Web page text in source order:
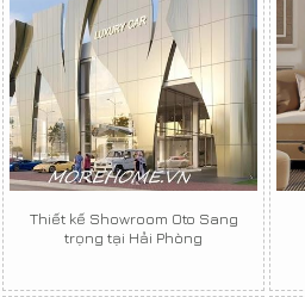
Thiết kế Showroom Oto Sang
trọng tại Hải Phòng